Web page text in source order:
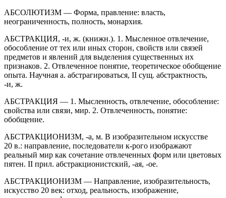
АБСОЛЮТИЗМ — Форма, правление: власть,
неограниченность, полность, монархия.
АБСТРАКЦИЯ, -и, ж. (книжн.). 1. Мысленное отвлечение,
обособление от тех или иных сторон, свойств или связей
предметов и явлений для выделения существенных их
признаков. 2. Отвлеченное понятие, теоретическое обобщение
опыта. Научная а. абстрагироваться, II сущ. абстрактность,
-и, ж.
АБСТРАКЦИЯ — 1. Мысленность, отвлечение, обособление:
свойства или связи, мир. 2. Отвлеченность, понятие:
обобщение.
АБСТРАКЦИОНИЗМ, -а, м. В изобразительном искусстве
20 в.: направление, последователи к-рого изображают
реальный мир как сочетание отвлеченных форм или цветовых
пятен. II прил. абстракционистский, -ая, -ое.
АБСТРАКЦИОНИЗМ — Направление, изобразительность,
искусство 20 век: отход, реальность, изображение,